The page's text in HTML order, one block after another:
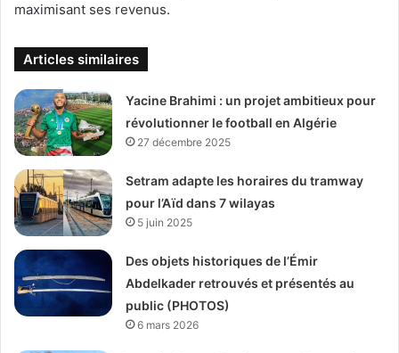
maximisant ses revenus.
Articles similaires
Yacine Brahimi : un projet ambitieux pour
révolutionner le football en Algérie
27 décembre 2025
Setram adapte les horaires du tramway
pour l’Aïd dans 7 wilayas
5 juin 2025
Des objets historiques de l’Émir
Abdelkader retrouvés et présentés au
public (PHOTOS)
6 mars 2026